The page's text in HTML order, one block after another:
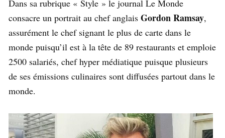
Dans sa rubrique « Style » le journal Le Monde
consacre un portrait au chef anglais Gordon Ramsay,
assurément le chef signant le plus de carte dans le
monde puisqu’il est à la tête de 89 restaurants et emploie
2500 salariés, chef hyper médiatique puisque plusieurs
de ses émissions culinaires sont diffusées partout dans le
monde.